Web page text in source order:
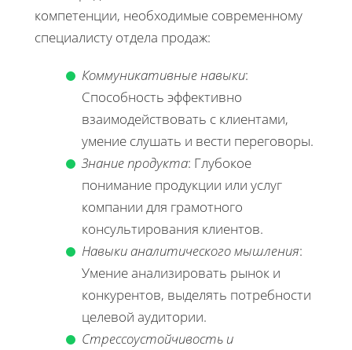
компетенции, необходимые современному
специалисту отдела продаж:
Коммуникативные навыки:
Способность эффективно
взаимодействовать с клиентами,
умение слушать и вести переговоры.
Знание продукта: Глубокое
понимание продукции или услуг
компании для грамотного
консультирования клиентов.
Навыки аналитического мышления:
Умение анализировать рынок и
конкурентов, выделять потребности
целевой аудитории.
Стрессоустойчивость и